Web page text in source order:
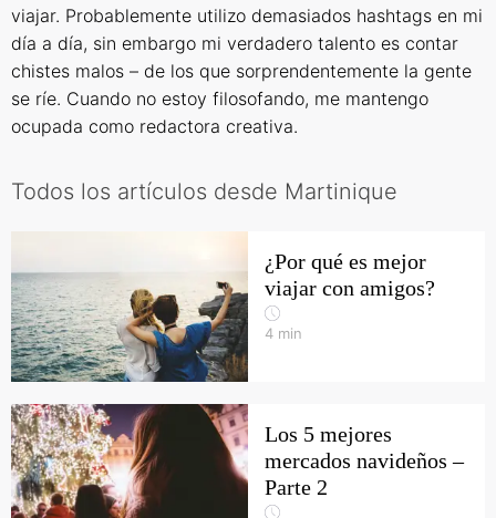
viajar. Probablemente utilizo demasiados hashtags en mi
día a día, sin embargo mi verdadero talento es contar
chistes malos – de los que sorprendentemente la gente
se ríe. Cuando no estoy filosofando, me mantengo
ocupada como redactora creativa.
Todos los artículos desde Martinique
¿Por qué es mejor
viajar con amigos?
4 min
Los 5 mejores
mercados navideños –
Parte 2